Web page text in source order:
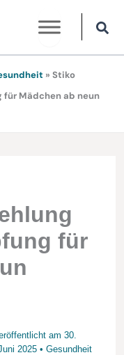
» Stiko
für Mädchen ab neun
für
am 30.
2025• Gesundheit